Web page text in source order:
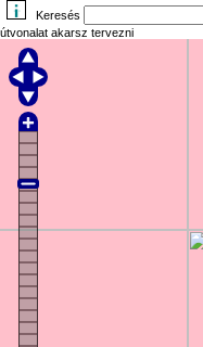
Keresés
útvonalat akarsz tervezni